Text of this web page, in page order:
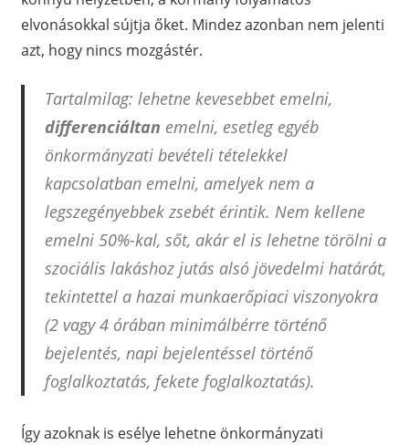
elvonásokkal sújtja őket. Mindez azonban nem jelenti
azt, hogy nincs mozgástér.
Tartalmilag: lehetne kevesebbet emelni,
differenciáltan emelni, esetleg egyéb
önkormányzati bevételi tételekkel
kapcsolatban emelni, amelyek nem a
legszegényebbek zsebét érintik. Nem kellene
emelni 50%-kal, sőt, akár el is lehetne törölni a
szociális lakáshoz jutás alsó jövedelmi határát,
tekintettel a hazai munkaerőpiaci viszonyokra
(2 vagy 4 órában minimálbérre történő
bejelentés, napi bejelentéssel történő
foglalkoztatás, fekete foglalkoztatás).
Így azoknak is esélye lehetne önkormányzati